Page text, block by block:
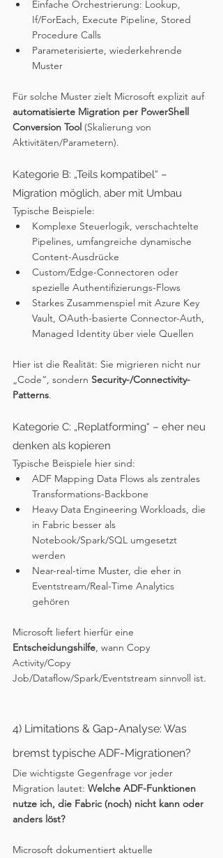
Einfache Orchestrierung: Lookup,
If/ForEach, Execute Pipeline, Stored
Procedure Calls
Parameterisierte, wiederkehrende
Muster
Für solche Muster zielt Microsoft explizit auf
automatisierte Migration per PowerShell
Conversion Tool (Skalierung von
Aktivitäten/Parametern).
Kategorie B: „Teils kompatibel“ –
Migration möglich, aber mit Umbau
Typische Beispiele:
Komplexe Steuerlogik, verschachtelte
Pipelines, umfangreiche dynamische
Content-Ausdrücke
Custom/Edge-Connectoren oder
spezielle Authentifizierungs-Flows
Starkes Zusammenspiel mit Azure Key
Vault, OAuth-basierte Connector-Auth,
Managed Identity über viele Quellen
Hier ist die Realität: Sie migrieren nicht nur
„Code“, sondern Security-/Connectivity-
Patterns.
Kategorie C: „Replatforming“ – eher neu
denken als kopieren
Typische Beispiele hier sind:
ADF Mapping Data Flows als zentrales
Transformations-Backbone
Heavy Data Engineering Workloads, die
in Fabric besser als
Notebook/Spark/SQL umgesetzt
werden
Near-real-time Muster, die eher in
Eventstream/Real-Time Analytics
gehören
Microsoft liefert hierfür eine
Entscheidungshilfe, wann Copy
Activity/Copy
Job/Dataflow/Spark/Eventstream sinnvoll ist.
4) Limitations & Gap-Analyse: Was
bremst typische ADF-Migrationen?
Die wichtigste Gegenfrage vor jeder
Migration lautet: Welche ADF-Funktionen
nutze ich, die Fabric (noch) nicht kann oder
anders löst?
Microsoft dokumentiert aktuelle